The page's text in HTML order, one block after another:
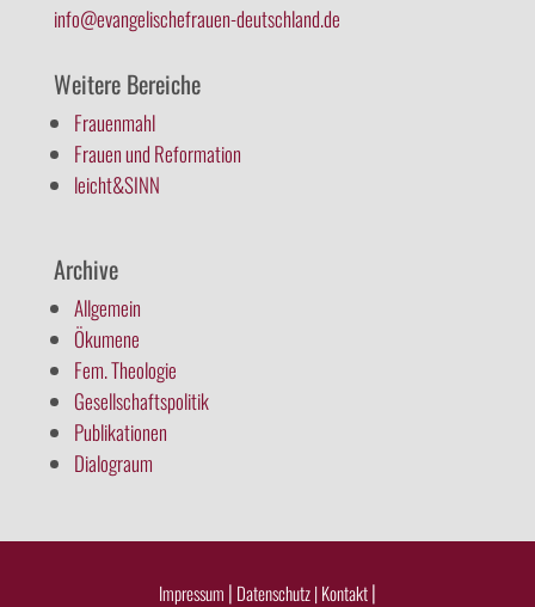
info@evangelischefrauen-deutschland.de
Weitere Bereiche
Frauenmahl
Frauen und Reformation
leicht&SINN
Archive
Allgemein
Ökumene
Fem. Theologie
Gesellschaftspolitik
Publikationen
Dialograum
Impressum | Datenschutz |Kontakt|